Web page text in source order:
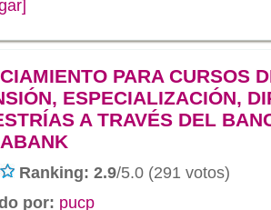
PARA CURSOS
ESPECIALIZACIÓN,
A TRAVÉS DEL
Ranking: 2.9/5.0 (291 votos)
por: pucp